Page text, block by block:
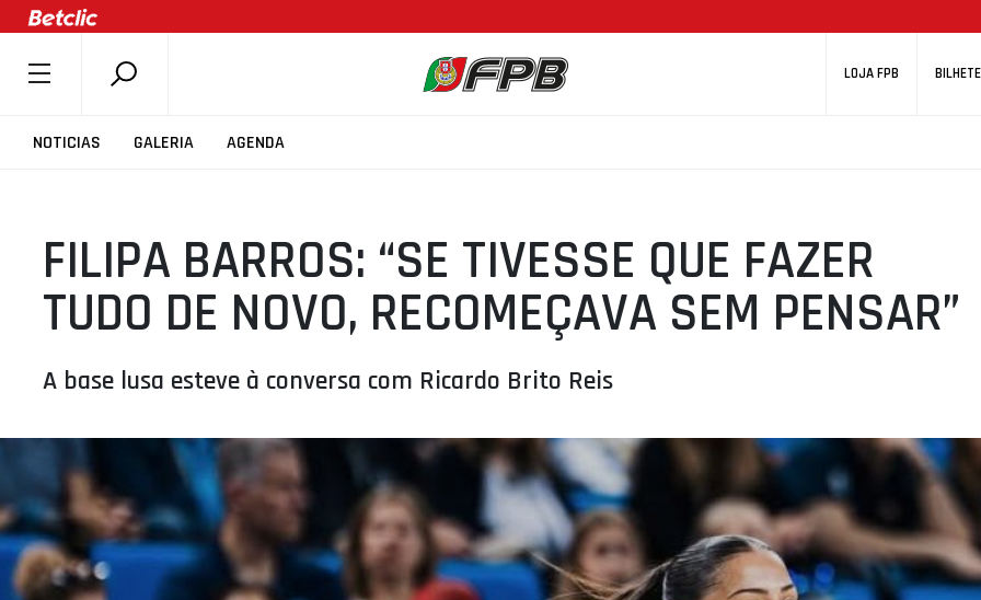
LOJA FPB
NOTICIAS GALERIA AGENDA
SOBRE A FPB
COMPETIÇÕES
ASSOCIAÇÕES
CLUBES
AGENTES
SELEÇÕES
MINIBASQUETE
ÁREA TÉCNICA
PROJETOS
FILIPA BARROS: “SE TIVESSE QUE FAZER
TUDO DE NOVO, RECOMEÇAVA SEM PENSAR”
A base lusa esteve à conversa com Ricardo Brito Reis